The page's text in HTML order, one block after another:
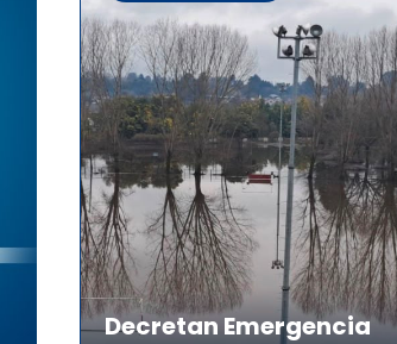
Decretan Emergencia